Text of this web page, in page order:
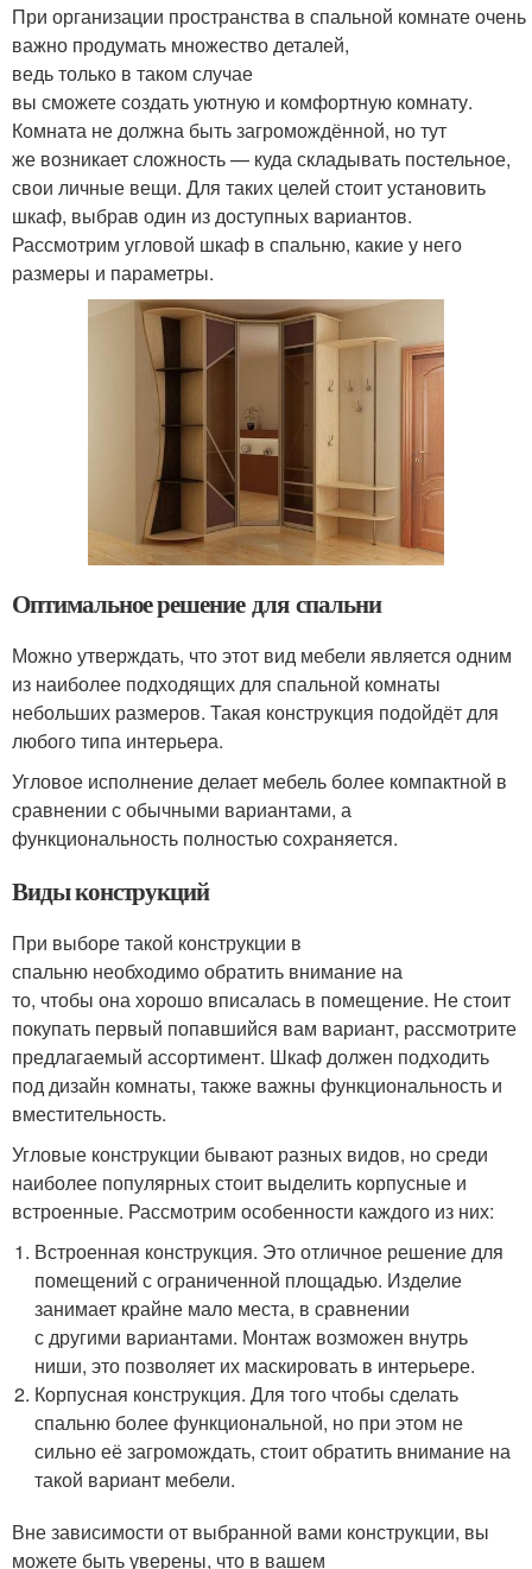
При организации пространства в спальной комнате очень
важно продумать множество деталей,
ведь только в таком случае
вы сможете создать уютную и комфортную комнату.
Комната не должна быть загромождённой, но тут
же возникает сложность — куда складывать постельное,
свои личные вещи. Для таких целей стоит установить
шкаф, выбрав один из доступных вариантов.
Рассмотрим угловой шкаф в спальню, какие у него
размеры и параметры.
Оптимальное решение для спальни
Можно утверждать, что этот вид мебели является одним
из наиболее подходящих для спальной комнаты
небольших размеров. Такая конструкция подойдёт для
любого типа интерьера.
Угловое исполнение делает мебель более компактной в
сравнении с обычными вариантами, а
функциональность полностью сохраняется.
Виды конструкций
При выборе такой конструкции в
спальню необходимо обратить внимание на
то, чтобы она хорошо вписалась в помещение. Не стоит
покупать первый попавшийся вам вариант, рассмотрите
предлагаемый ассортимент. Шкаф должен подходить
под дизайн комнаты, также важны функциональность и
вместительность.
Угловые конструкции бывают разных видов, но среди
наиболее популярных стоит выделить корпусные и
встроенные. Рассмотрим особенности каждого из них:
Встроенная конструкция. Это отличное решение для
помещений с ограниченной площадью. Изделие
занимает крайне мало места, в сравнении
с другими вариантами. Монтаж возможен внутрь
ниши, это позволяет их маскировать в интерьере.
Корпусная конструкция. Для того чтобы сделать
спальню более функциональной, но при этом не
сильно её загромождать, стоит обратить внимание на
такой вариант мебели.
Вне зависимости от выбранной вами конструкции, вы
можете быть уверены, что в вашем